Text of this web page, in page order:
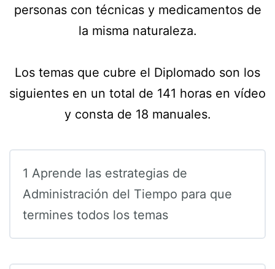
personas con técnicas y medicamentos de
la misma naturaleza.
Los temas que cubre el Diplomado son los
siguientes en un total de 141 horas en vídeo
y consta de 18 manuales.
1 Aprende las estrategias de
Administración del Tiempo para que
termines todos los temas